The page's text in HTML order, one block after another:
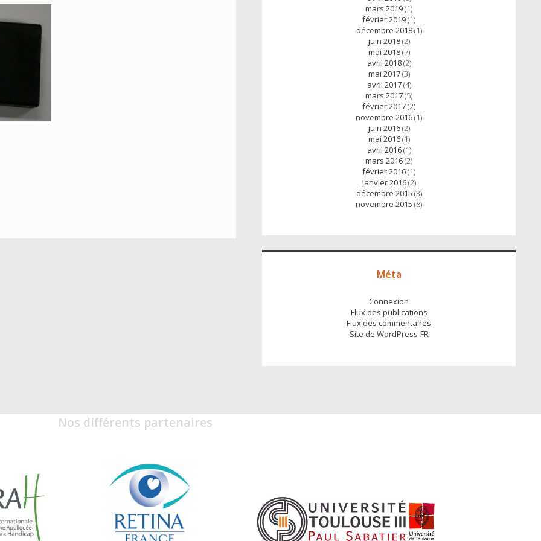
mars 2019(1)
février 2019(1)
décembre 2018(1)
juin 2018(2)
mai 2018(7)
avril 2018(2)
mai 2017(3)
avril 2017(4)
mars 2017(5)
février 2017(2)
novembre 2016(1)
juin 2016(2)
mai 2016(1)
avril 2016(1)
mars 2016(2)
février 2016(1)
janvier 2016(2)
décembre 2015 (3)
novembre 2015 (8)
Méta
Connexion
Flux des publications
Flux des commentaires
Site de WordPress-FR
Nos différents partenaires